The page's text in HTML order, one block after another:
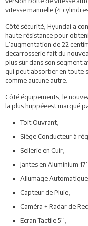
vitesse manuelle (4
Côté sécurité, Hyundai a
haute résistance pour
L’augmentation de 22
decarrosserie fait du
plus sûr dans son segment
qui peut absorber en toute
comme aucune autre.
Côté équipements, le
la plus huppéeest marqué
Toit Ouvrant,
Siège Conducteur à
Sellerie en Cuir,
Jantes en Aluminium 17’’,
Allumage Automatique
Capteur de Pluie,
Caméra + Radar de
Ecran Tactile 5’’,